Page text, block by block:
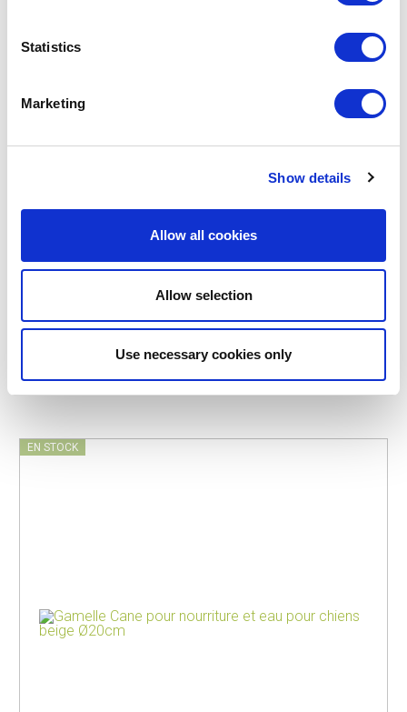
Statistics
Marketing
Show details
Allow all cookies
Allow selection
Use necessary cookies only
MASON CASH
GAMELLE CANE POUR NOURRITURE ET EAU POUR
CHIENS BEIGE Ø18CM
19,95 €
EN STOCK